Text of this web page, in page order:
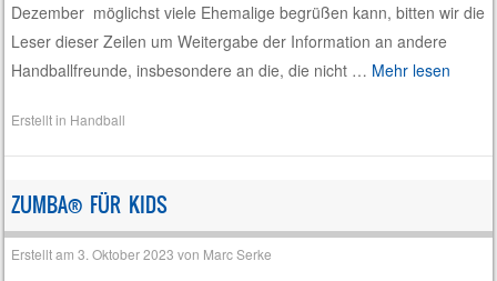
Dezember möglichst viele Ehemalige begrüßen kann, bitten wir die
Leser dieser Zeilen um Weitergabe der Information an andere
Handballfreunde, insbesondere an die, die nicht … Mehr lesen
Erstellt in Handball
ZUMBA® FÜR KIDS
Erstellt am3. Oktober 2023 von Marc Serke